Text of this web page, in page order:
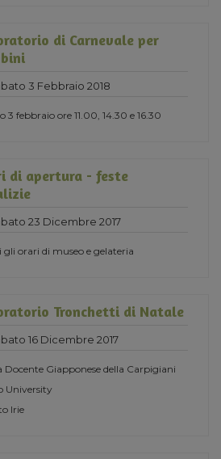
di Carnevale per
3 Febbraio 2018
3 febbraio ore 11.00, 14.30 e 16.30
di apertura - feste
23 Dicembre 2017
gli orari di museo e gelateria
Tronchetti di Natale
16 Dicembre 2017
Docente Giapponese della Carpigiani
University
Irie